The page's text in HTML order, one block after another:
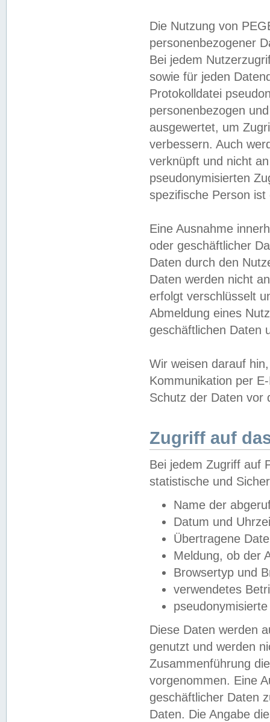
Die Nutzung von
personenbezogener
Bei jedem
sowie für jeden
Protokolldatei
personenbezogen
ausgewertet, um
verbessern. Auch
verknüpft und nicht
pseudonymisierten
spezifische Person
Eine Ausnahme
oder geschäftlicher
Daten durch den
Daten werden nicht
erfolgt verschlüsselt
Abmeldung eines
geschäftlichen Daten
Wir weisen darauf
Kommunikation per
Schutz der Daten vor
Zugriff auf
Bei jedem Zugriff auf
statistische und
Name der
Datum und
Übertragene
Meldung, ob der
Browsertyp und
verwendetes
Diese Daten werden
genutzt und werden
Zusammenführung
vorgenommen. Eine
geschäftlicher Daten
Daten. Die Angabe